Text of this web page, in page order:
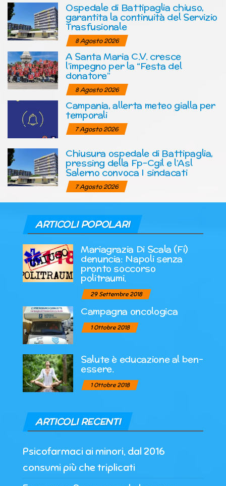
Ospedale di Battipaglia chiuso,
garantita la continuità del Servizio
Trasfusionale
8 Agosto 2026
A Santa Maria C.V. cresce
l’impegno per la “Festa del
donatore”
8 Agosto 2026
Campania, allerta meteo gialla per
temporali
7 Agosto 2026
Chiusura ospedale di Battipaglia,
pressing della Fp-Cgil e l’Asl
Salerno convoca I sindacati
7 Agosto 2026
ARTICOLI POPOLARI
Mariagrazia Di Scala (Fi)
denuncia: Napoli senza
pronto soccorso
politraumi.
29 Settembre 2018
Campagna oncologica
1 Ottobre 2018
Salute è educazione al ben-
essere.
1 Ottobre 2018
ARTICOLI RECENTI
Psicofarmaci ai minori, dal 2016
consumi più che triplicati